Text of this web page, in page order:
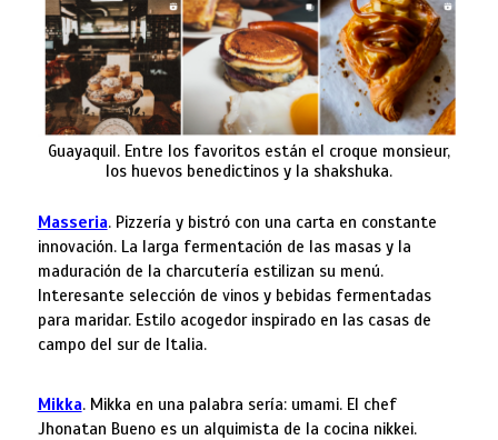
Guayaquil. Entre los favoritos están el croque monsieur,
los huevos benedictinos y la shakshuka.
Masseria. Pizzería y bistró con una carta en constante
innovación. La larga fermentación de las masas y la
maduración de la charcutería estilizan su menú.
Interesante selección de vinos y bebidas fermentadas
para maridar. Estilo acogedor inspirado en las casas de
campo del sur de Italia.
Mikka. Mikka en una palabra sería: umami. El chef
Jhonatan Bueno es un alquimista de la cocina nikkei.